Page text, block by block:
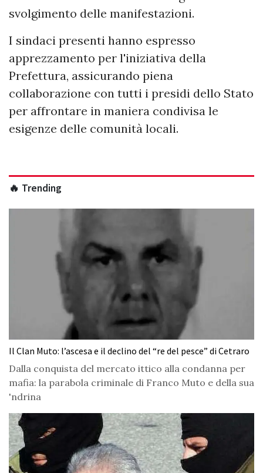
svolgimento delle manifestazioni.
I sindaci presenti hanno espresso
apprezzamento per l'iniziativa della
Prefettura, assicurando piena
collaborazione con tutti i presidi dello Stato
per affrontare in maniera condivisa le
esigenze delle comunità locali.
🔥 Trending
Il Clan Muto: l’ascesa e il declino del “re del pesce” di Cetraro
Dalla conquista del mercato ittico alla condanna per
mafia: la parabola criminale di Franco Muto e della sua
'ndrina